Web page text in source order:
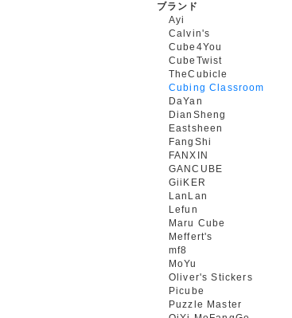
ブランド
Ayi
Calvin's
Cube4You
CubeTwist
TheCubicle
Cubing Classroom
DaYan
DianSheng
Eastsheen
FangShi
FANXIN
GANCUBE
GiiKER
LanLan
Lefun
Maru Cube
Meffert's
mf8
MoYu
Oliver's Stickers
Picube
Puzzle Master